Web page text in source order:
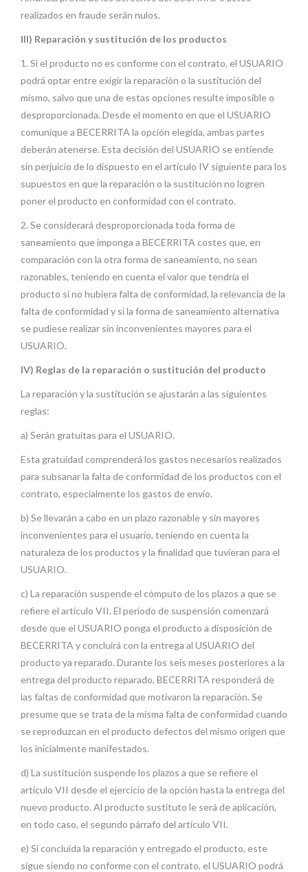
realizados en fraude serán nulos.
III) Reparación y sustitución de los productos
1. Si el producto no es conforme con el contrato, el USUARIO
podrá optar entre exigir la reparación o la sustitución del
mismo, salvo que una de estas opciones resulte imposible o
desproporcionada. Desde el momento en que el USUARIO
comunique a BECERRITA la opción elegida, ambas partes
deberán atenerse. Esta decisión del USUARIO se entiende
sin perjuicio de lo dispuesto en el artículo IV siguiente para los
supuestos en que la reparación o la sustitución no logren
poner el producto en conformidad con el contrato.
2. Se considerará desproporcionada toda forma de
saneamiento que imponga a BECERRITA costes que, en
comparación con la otra forma de saneamiento, no sean
razonables, teniendo en cuenta el valor que tendría el
producto si no hubiera falta de conformidad, la relevancia de la
falta de conformidad y si la forma de saneamiento alternativa
se pudiese realizar sin inconvenientes mayores para el
USUARIO.
IV) Reglas de la reparación o sustitución del producto
La reparación y la sustitución se ajustarán a las siguientes
reglas:
a) Serán gratuitas para el USUARIO.
Esta gratuidad comprenderá los gastos necesarios realizados
para subsanar la falta de conformidad de los productos con el
contrato, especialmente los gastos de envío.
b) Se llevarán a cabo en un plazo razonable y sin mayores
inconvenientes para el usuario, teniendo en cuenta la
naturaleza de los productos y la finalidad que tuvieran para el
USUARIO.
c) La reparación suspende el cómputo de los plazos a que se
refiere el artículo VII. El período de suspensión comenzará
desde que el USUARIO ponga el producto a disposición de
BECERRITA y concluirá con la entrega al USUARIO del
producto ya reparado. Durante los seis meses posteriores a la
entrega del producto reparado, BECERRITA responderá de
las faltas de conformidad que motivaron la reparación. Se
presume que se trata de la misma falta de conformidad cuando
se reproduzcan en el producto defectos del mismo origen que
los inicialmente manifestados.
d) La sustitución suspende los plazos a que se refiere el
artículo VII desde el ejercicio de la opción hasta la entrega del
nuevo producto. Al producto sustituto le será de aplicación,
en todo caso, el segundo párrafo del artículo VII.
e) Si concluida la reparación y entregado el producto, este
sigue siendo no conforme con el contrato, el USUARIO podrá